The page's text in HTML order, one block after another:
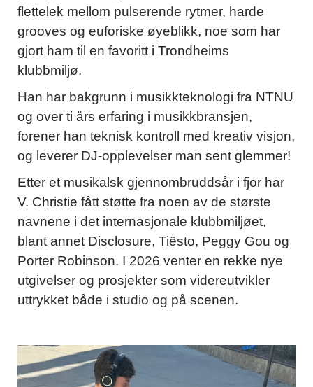
flettelek mellom pulserende rytmer, harde
grooves og euforiske øyeblikk, noe som har
gjort ham til en favoritt i Trondheims
klubbmiljø.
Han har bakgrunn i musikkteknologi fra NTNU
og over ti års erfaring i musikkbransjen,
forener han teknisk kontroll med kreativ visjon,
og leverer DJ-opplevelser man sent glemmer!
Etter et musikalsk gjennombruddsår i fjor har
V. Christie fått støtte fra noen av de største
navnene i det internasjonale klubbmiljøet,
blant annet Disclosure, Tiësto, Peggy Gou og
Porter Robinson. I 2026 venter en rekke nye
utgivelser og prosjekter som videreutvikler
uttrykket både i studio og på scenen.